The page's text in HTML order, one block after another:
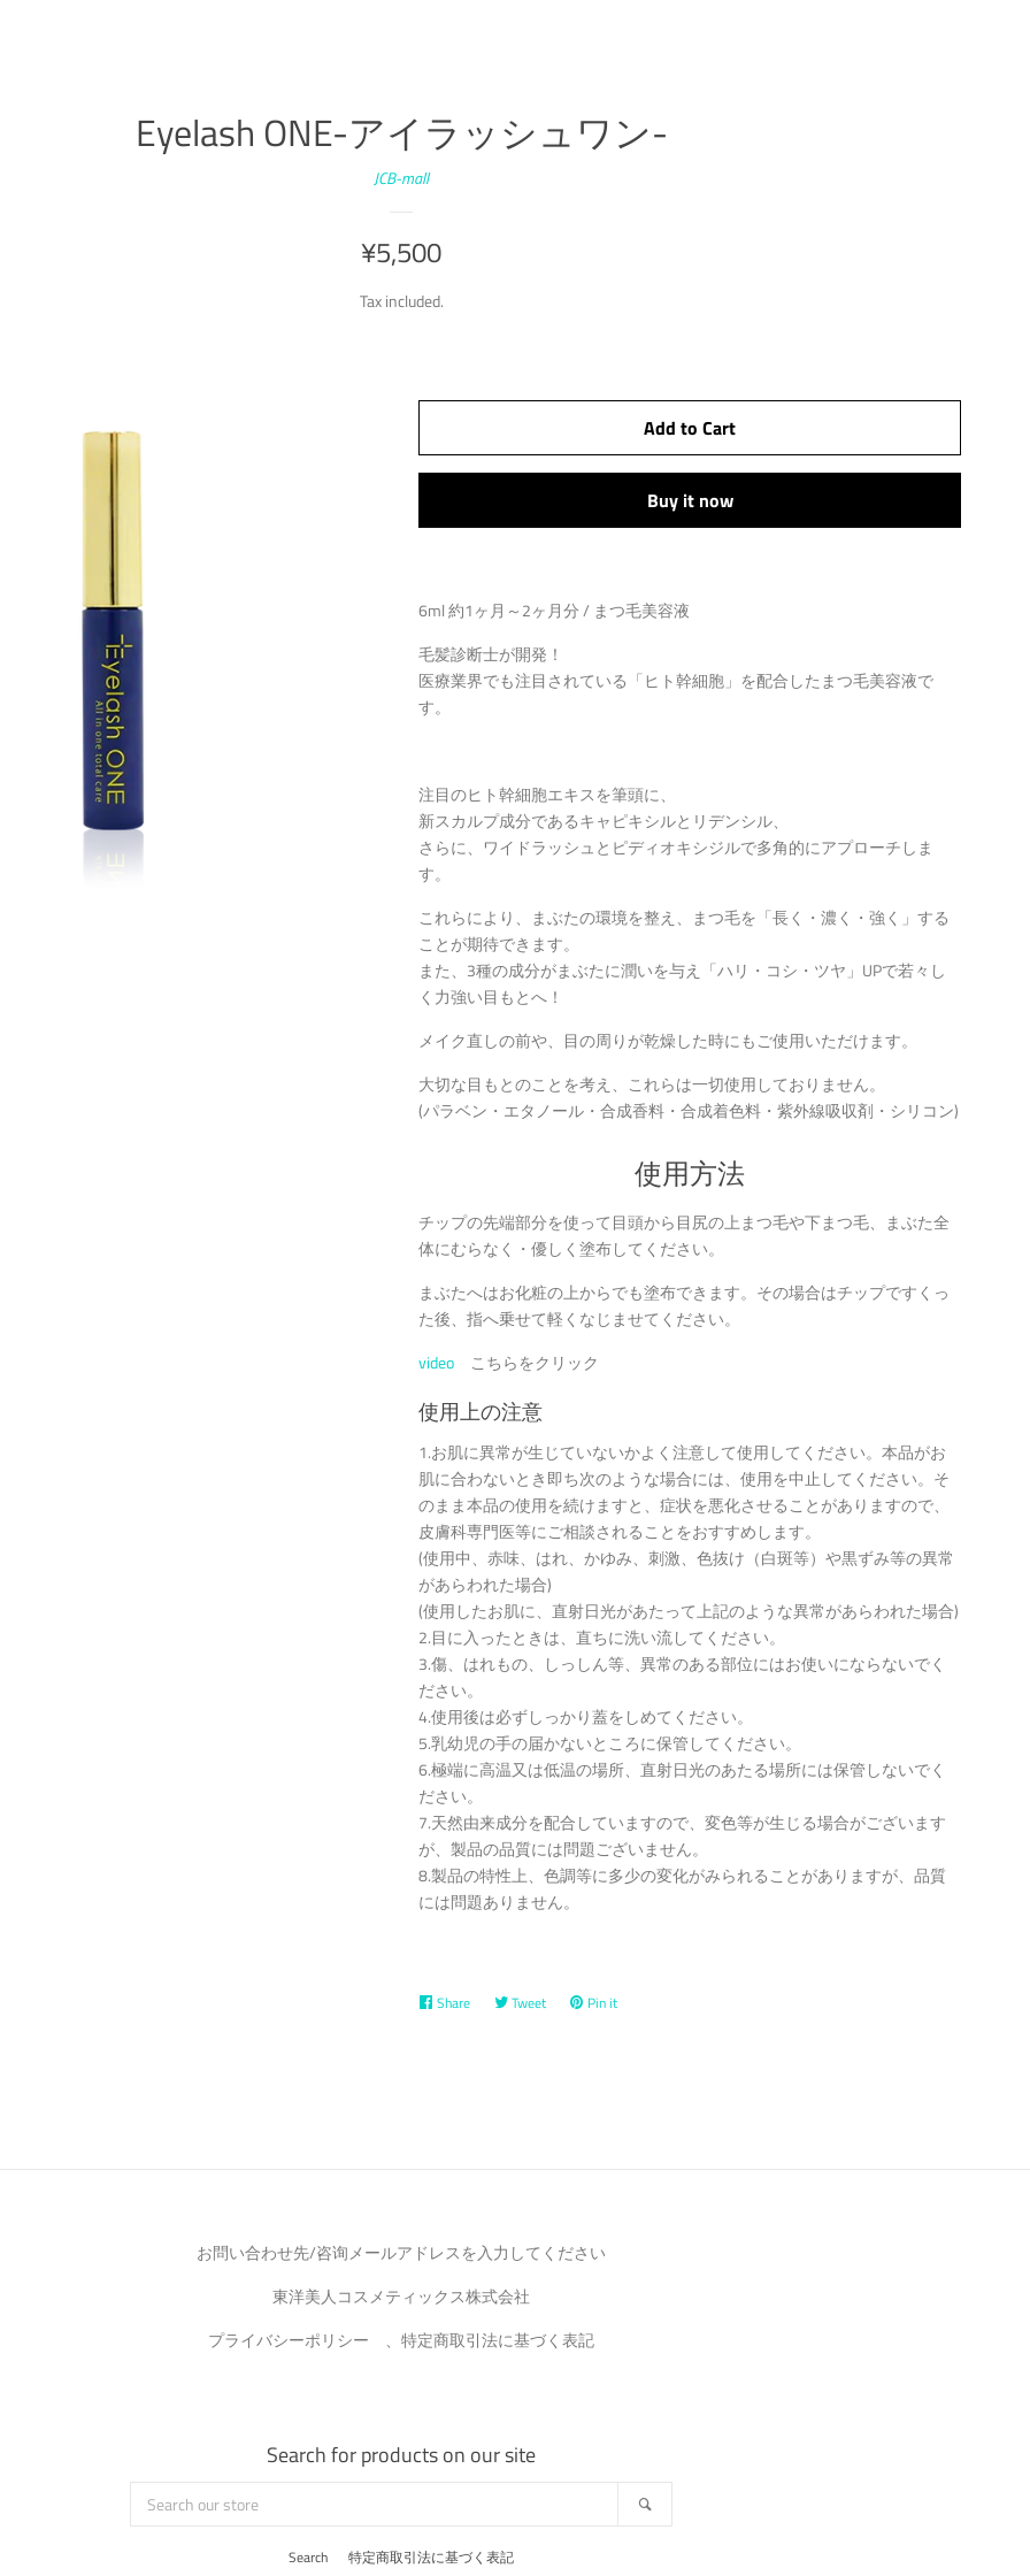
Eyelash ONE-アイラッシュワン-
JCB-mall
Regular
price
¥5,500
Tax included.
Add to Cart
Buy it now
6ml 約1ヶ月～2ヶ月分 / まつ毛美容液
毛髪診断士が開発！
医療業界でも注目されている「ヒト幹細胞」を配合したまつ毛美容液で
す。
注目のヒト幹細胞エキスを筆頭に、
新スカルプ成分であるキャピキシルとリデンシル、
さらに、ワイドラッシュとピディオキシジルで多角的にアプローチしま
す。
これらにより、まぶたの環境を整え、まつ毛を「長く・濃く・強く」する
ことが期待できます。
また、3種の成分がまぶたに潤いを与え「ハリ・コシ・ツヤ」UPで若々し
く力強い目もとへ！
メイク直しの前や、目の周りが乾燥した時にもご使用いただけます。
大切な目もとのことを考え、これらは一切使用しておりません。
(パラベン・エタノール・合成香料・合成着色料・紫外線吸収剤・シリコン)
使用方法
チップの先端部分を使って目頭から目尻の上まつ毛や下まつ毛、まぶた全
体にむらなく・優しく塗布してください。
まぶたへはお化粧の上からでも塗布できます。その場合はチップですくっ
た後、指へ乗せて軽くなじませてください。
video こちらをクリック
使用上の注意
1.お肌に異常が生じていないかよく注意して使用してください。本品がお
肌に合わないとき即ち次のような場合には、使用を中止してください。そ
のまま本品の使用を続けますと、症状を悪化させることがありますので、
皮膚科専門医等にご相談されることをおすすめします。
(使用中、赤味、はれ、かゆみ、刺激、色抜け（白斑等）や黒ずみ等の異常
があらわれた場合)
(使用したお肌に、直射日光があたって上記のような異常があらわれた場合)
2.目に入ったときは、直ちに洗い流してください。
3.傷、はれもの、しっしん等、異常のある部位にはお使いにならないでく
ださい。
4.使用後は必ずしっかり蓋をしめてください。
5.乳幼児の手の届かないところに保管してください。
6.極端に高温又は低温の場所、直射日光のあたる場所には保管しないでく
ださい。
7.天然由来成分を配合していますので、変色等が生じる場合がございます
が、製品の品質には問題ございません。
8.製品の特性上、色調等に多少の変化がみられることがありますが、品質
には問題ありません。
Share Share TweetTweet Pin it
お問い合わせ先/咨询メールアドレスを入力してください
東洋美人コスメティックス株式会社
プライバシーポリシー 、特定商取引法に基づく表記
Search for products on our site
Search
our
Search 特定商取引法に基づく表記